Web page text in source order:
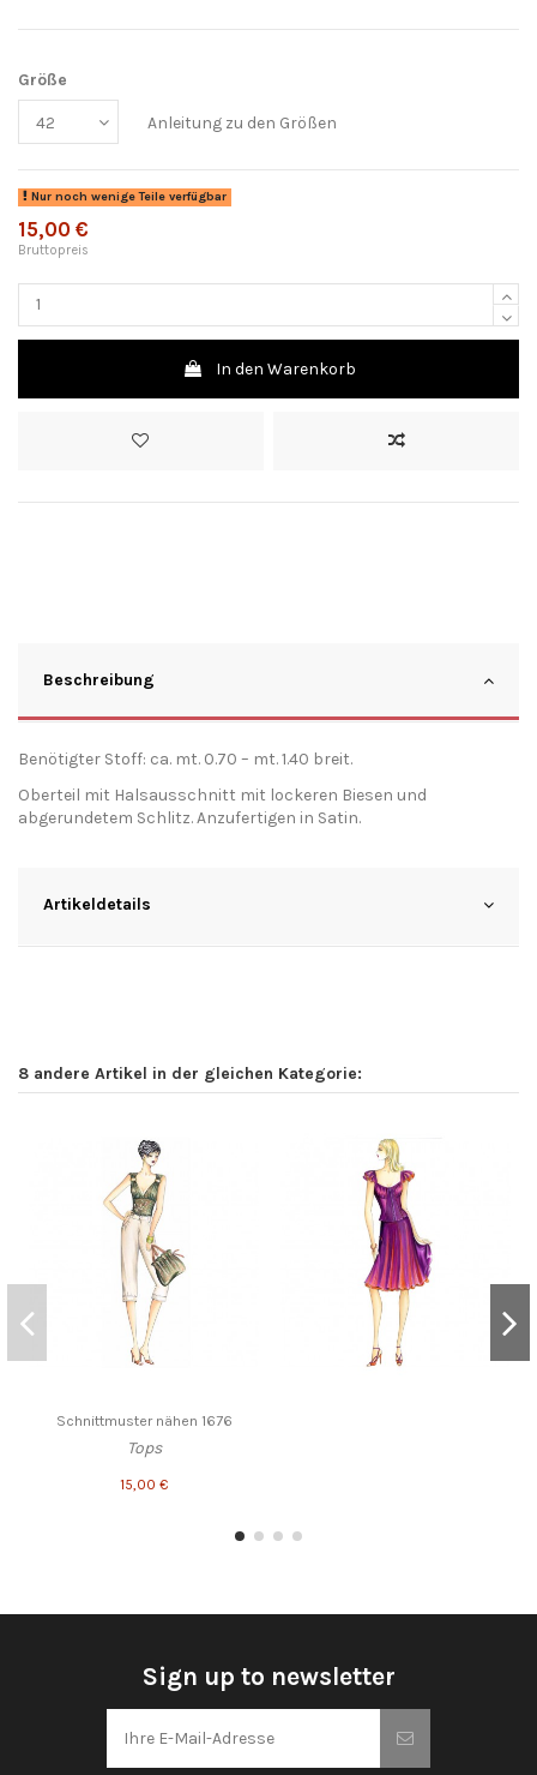
Größe
Anleitung zu den Größen
Nur noch wenige Teile verfügbar
15,00 €
Bruttopreis
In den Warenkorb
Beschreibung
Benötigter Stoff: ca. mt. 0.70 – mt. 1.40 breit.
Oberteil mit Halsausschnitt mit lockeren Biesen und
abgerundetem Schlitz. Anzufertigen in Satin.
Artikeldetails
8 andere Artikel in der gleichen Kategorie:
Schnittmuster nähen 1676
Tops
15,00 €
Sign up to newsletter